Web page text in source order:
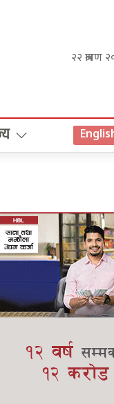
२२